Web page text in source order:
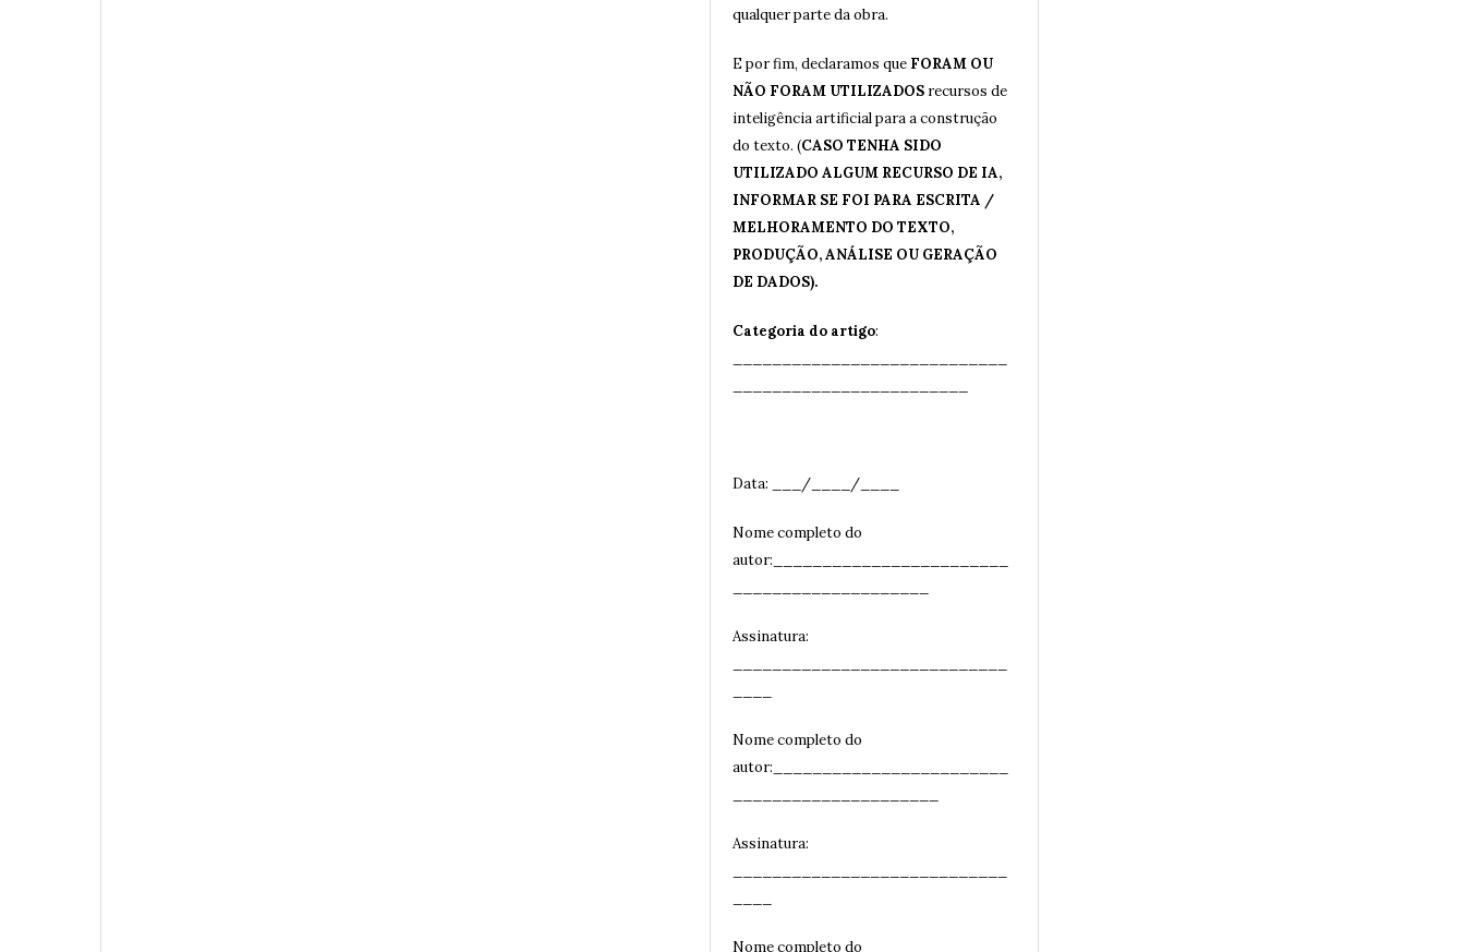
qualquer parte da obra.
E por fim, declaramos que FORAM OU
NÃO FORAM UTILIZADOS recursos de
inteligência artificial para a construção
do texto. (CASO TENHA SIDO
UTILIZADO ALGUM RECURSO DE IA,
INFORMAR SE FOI PARA ESCRITA /
MELHORAMENTO DO TEXTO,
PRODUÇÃO, ANÁLISE OU GERAÇÃO
DE DADOS).
Categoria do artigo:
Data: ___/____/____
Nome completo do
autor:________________________
Assinatura:
Nome completo do
autor:________________________
Assinatura:
Nome completo do